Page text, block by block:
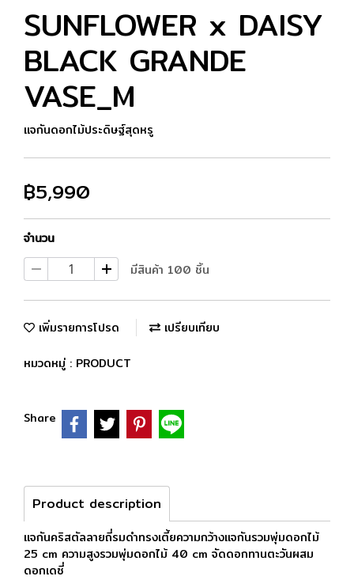
SUNFLOWER x DAISY
BLACK GRANDE
VASE_M
แจกันดอกไม้ประดิษฐ์สุดหรู
฿5,990
จำนวน
มีสินค้า 100 ชิ้น
เพิ่มรายการโปรด เปรียบเทียบ
หมวดหมู่ : PRODUCT
Share
Product description
แจกันคริสตัลลายถี่รมดำทรงเตี้ยความกว้างแจกันรวมพุ่มดอกไม้
25 cm ความสูงรวมพุ่มดอกไม้ 40 cm จัดดอกทานตะวันผสม
ดอกเดซี่